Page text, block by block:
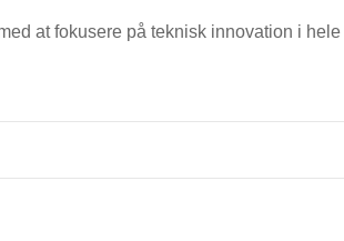
at fokusere på teknisk innovation i hele